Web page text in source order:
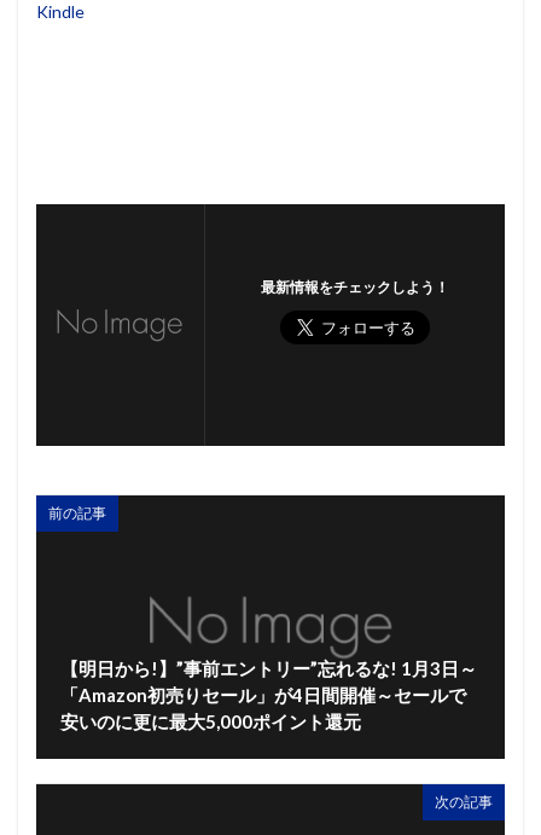
Kindle
最新情報をチェックしよう！
前の記事
【明日から!】”事前エントリー”忘れるな! 1月3日～
「Amazon初売りセール」が4日間開催～セールで
安いのに更に最大5,000ポイント還元
次の記事